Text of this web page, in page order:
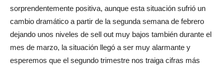
sorprendentemente positiva, aunque esta situación sufrió un
cambio dramático a partir de la segunda semana de febrero
dejando unos niveles de sell out muy bajos también durante el
mes de marzo, la situación llegó a ser muy alarmante y
esperemos que el segundo trimestre nos traiga cifras más